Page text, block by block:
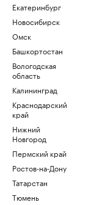
Екатеринбург
Новосибирск
Омск
Башкортостан
Вологодская
область
Калининград
Краснодарский
край
Нижний
Новгород
Пермский край
Ростов-на-Дону
Татарстан
Тюмень